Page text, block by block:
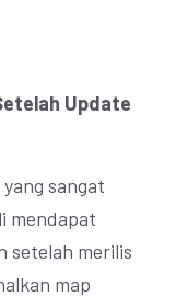
Update
sangat
mendapat
setelah merilis
map